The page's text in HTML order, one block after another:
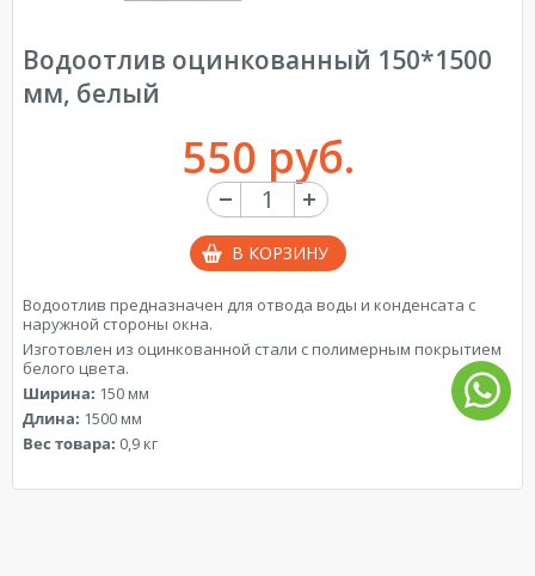
Водоотлив оцинкованный 150*1500
мм, белый
550 руб.
В КОРЗИНУ
Водоотлив предназначен для отвода воды и конденсата с
наружной стороны окна.
Изготовлен из оцинкованной стали с полимерным покрытием
белого цвета.
Ширина: 150 мм
Длина: 1500 мм
Вес товара: 0,9 кг